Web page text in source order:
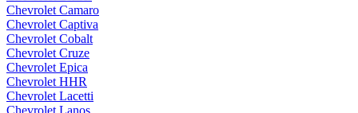
Chevrolet Camaro
Chevrolet Captiva
Chevrolet Cobalt
Chevrolet Cruze
Chevrolet Epica
Chevrolet HHR
Chevrolet Lacetti
Chevrolet Lanos